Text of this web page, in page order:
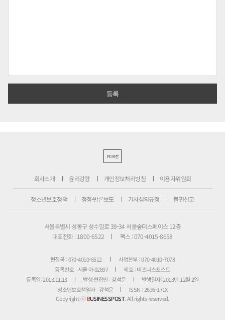
PC버전
회사소개 윤리강령 개인정보처리방침 이용자위원회
청소년보호정책 정정·반론보도 기사심의규정 불편신고
서울특별시 성동구 성수일로 39-34 서울숲더스페이스 12층
대표전화 : 1800-6522
팩스 : 070-4015-8658
편집국 : 070-4010-8512
사업본부 : 070-4010-7078
등록번호 : 서울 아 02897
제호 : 비즈니스포스트
등록일: 2013.11.13
발행·편집인 : 강석운
발행일자: 2013년 12월 2일
청소년보호책임자 : 강석운
ISSN : 2636-171X
Copyright ⓒBUSINESSPOST. All rights reserved.